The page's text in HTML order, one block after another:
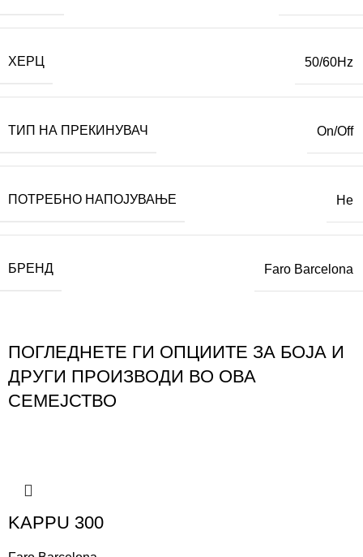
ХЕРЦ 50/60Hz
ТИП НА ПРЕКИНУВАЧ On/Off
ПОТРЕБНО НАПОЈУВАЊЕ Не
БРЕНД Faro Barcelona
ПОГЛЕДНЕТЕ ГИ ОПЦИИТЕ ЗА БОЈА И
ДРУГИ ПРОИЗВОДИ ВО ОВА
СЕМЕЈСТВО
KAPPU 300